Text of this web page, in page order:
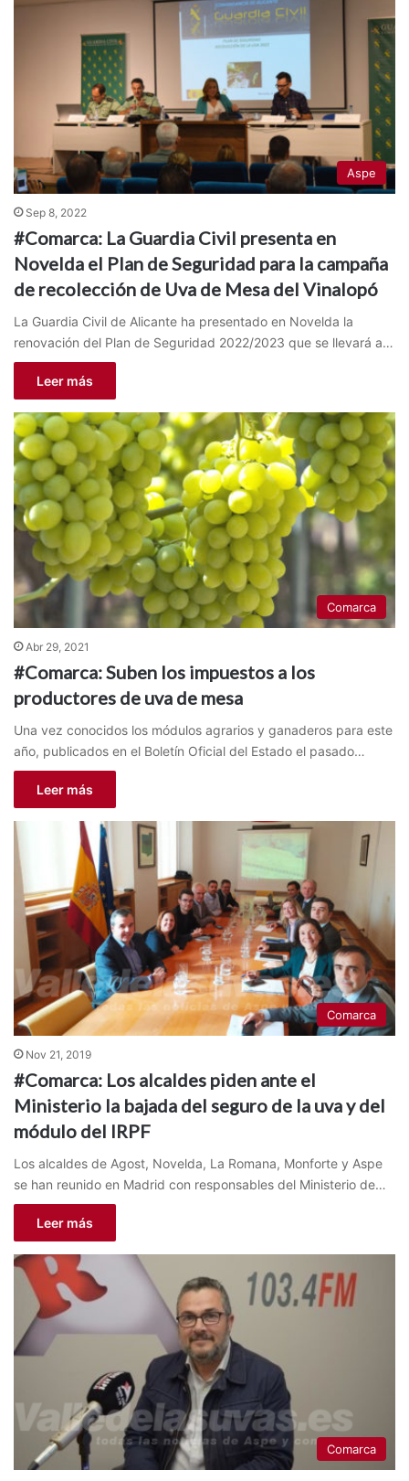
Aspe
Sep 8, 2022
#Comarca: La Guardia Civil presenta en
Novelda el Plan de Seguridad para la campaña
de recolección de Uva de Mesa del Vinalopó
La Guardia Civil de Alicante ha presentado en Novelda la
renovación del Plan de Seguridad 2022/2023 que se llevará a…
Leer más
Comarca
Abr 29, 2021
#Comarca: Suben los impuestos a los
productores de uva de mesa
Una vez conocidos los módulos agrarios y ganaderos para este
año, publicados en el Boletín Oficial del Estado el pasado…
Leer más
Comarca
Nov 21, 2019
#Comarca: Los alcaldes piden ante el
Ministerio la bajada del seguro de la uva y del
módulo del IRPF
Los alcaldes de Agost, Novelda, La Romana, Monforte y Aspe
se han reunido en Madrid con responsables del Ministerio de…
Leer más
Comarca